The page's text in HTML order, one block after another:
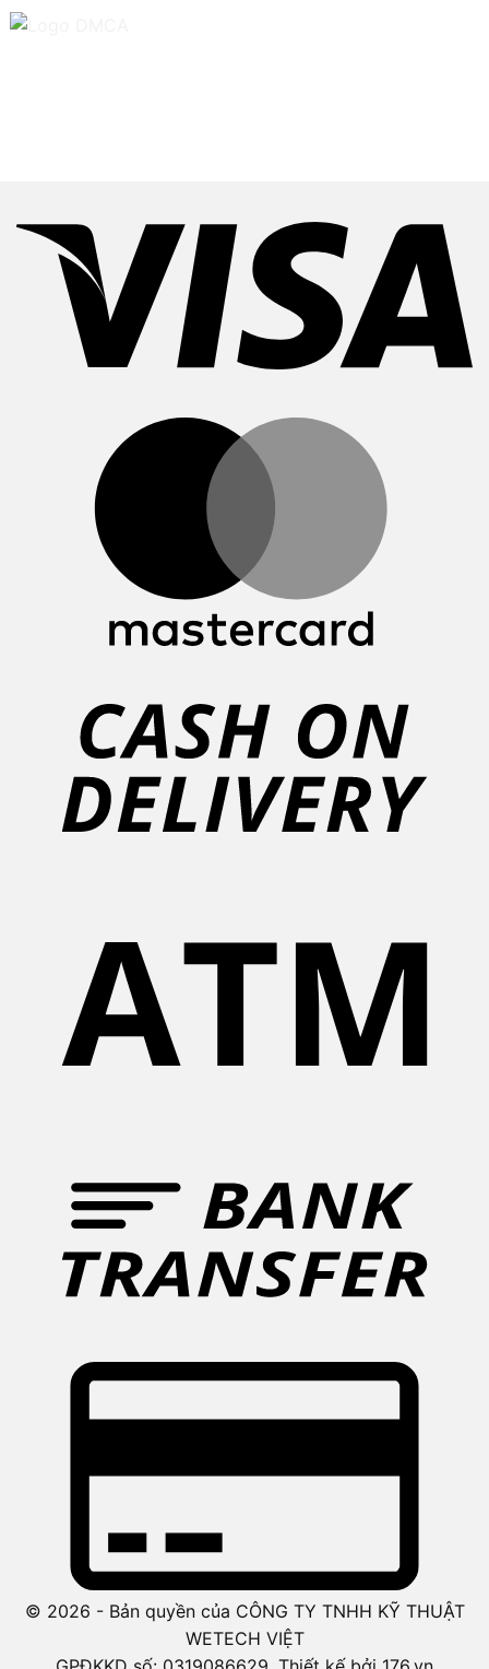
© 2026 - Bản quyền của CÔNG TY TNHH KỸ THUẬT
WETECH VIỆT